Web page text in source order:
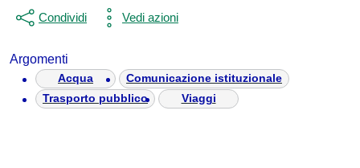
Condividi Vedi azioni
Argomenti
Acqua
Comunicazione istituzionale
Trasporto pubblico
Viaggi